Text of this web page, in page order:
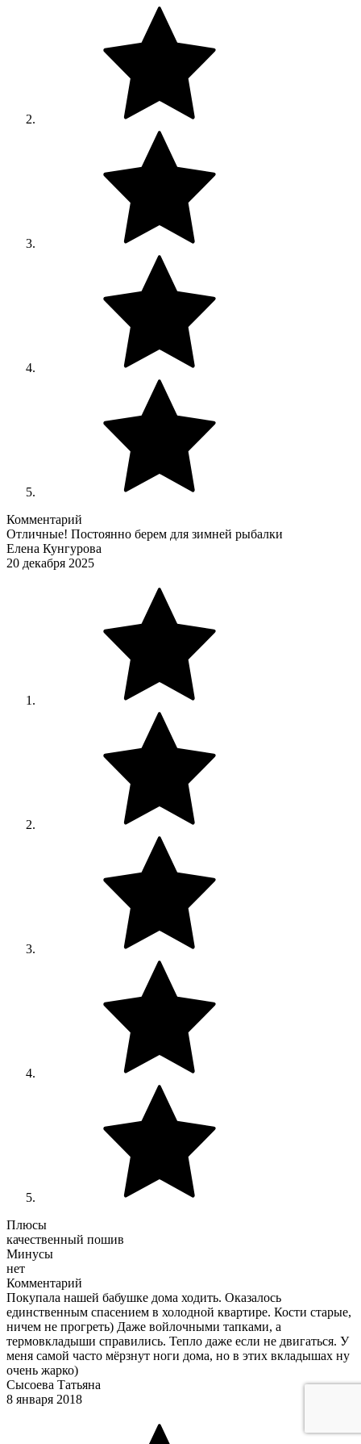
Комментарий
Отличные! Постоянно берем для зимней рыбалки
Елена Кунгурова
20 декабря 2025
Плюсы
качественный пошив
Минусы
нет
Комментарий
Покупала нашей бабушке дома ходить. Оказалось
единственным спасением в холодной квартире. Кости старые,
ничем не прогреть) Даже войлочными тапками, а
термовкладыши справились. Тепло даже если не двигаться. У
меня самой часто мёрзнут ноги дома, но в этих вкладышах ну
очень жарко)
Сысоева Татьяна
8 января 2018